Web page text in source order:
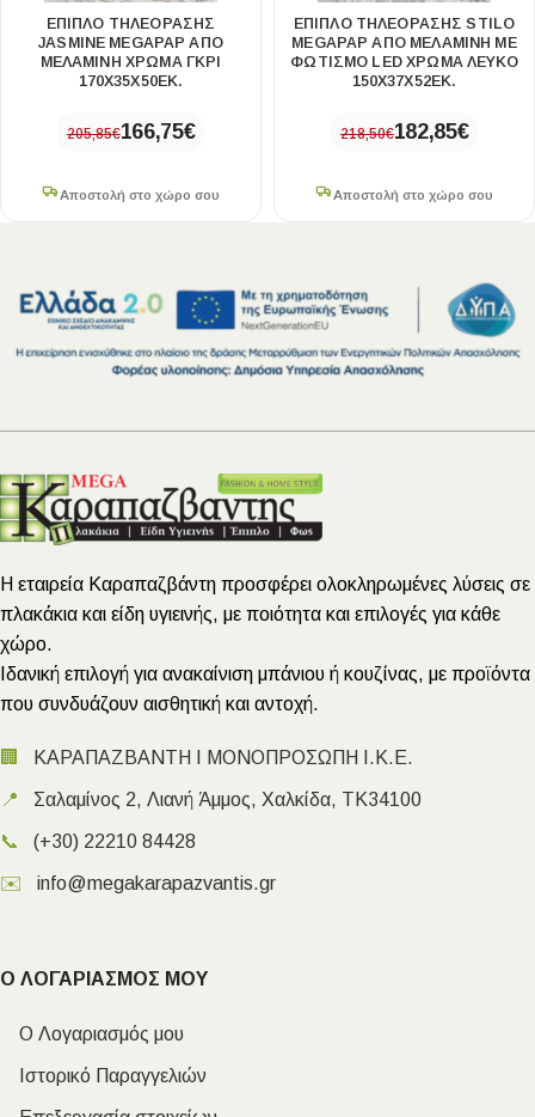
ΈΠΙΠΛΟ ΤΗΛΕΌΡΑΣΗΣ
JASMINE MEGAPAP ΑΠΌ
ΜΕΛΑΜΊΝΗ ΧΡΏΜΑ ΓΚΡΙ
170X35X50ΕΚ.
205,85€166,75€
Αποστολή στο χώρο σου
ΈΠΙΠΛΟ ΤΗΛΕΌΡΑΣΗΣ STILO
MEGAPAP ΑΠΌ ΜΕΛΑΜΊΝΗ ΜΕ
ΦΩΤΙΣΜΌ LED ΧΡΏΜΑ ΛΕΥΚΌ
150X37X52ΕΚ.
218,50€182,85€
Αποστολή στο χώρο σου
Η εταιρεία Καραπαζβάντη προσφέρει ολοκληρωμένες λύσεις σε
πλακάκια και είδη υγιεινής, με ποιότητα και επιλογές για κάθε
χώρο.
Ιδανική επιλογή για ανακαίνιση μπάνιου ή κουζίνας, με προϊόντα
που συνδυάζουν αισθητική και αντοχή.
🏢 ΚΑΡΑΠΑΖΒΑΝΤΗ Ι ΜΟΝΟΠΡΟΣΩΠΗ Ι.Κ.Ε.
📍 Σαλαμίνος 2, Λιανή Άμμος, Χαλκίδα, ΤΚ34100
📞 (+30) 22210 84428
✉️ info@megakarapazvantis.gr
Ο ΛΟΓΑΡΙΑΣΜΟΣ ΜΟΥ
Ο Λογαριασμός μου
Ιστορικό Παραγγελιών